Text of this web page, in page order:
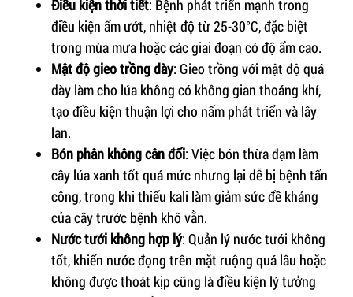
Điều kiện thời tiết: Bệnh phát triển mạnh trong
điều kiện ẩm ướt, nhiệt độ từ 25-30°C, đặc biệt
trong mùa mưa hoặc các giai đoạn có độ ẩm cao.
Mật độ gieo trồng dày: Gieo trồng với mật độ quá
dày làm cho lúa không có không gian thoáng khí,
tạo điều kiện thuận lợi cho nấm phát triển và lây
lan.
Bón phân không cân đối: Việc bón thừa đạm làm
cây lúa xanh tốt quá mức nhưng lại dễ bị bệnh tấn
công, trong khi thiếu kali làm giảm sức đề kháng
của cây trước bệnh khô vằn.
Nước tưới không hợp lý: Quản lý nước tưới không
tốt, khiến nước đọng trên mặt ruộng quá lâu hoặc
không được thoát kịp cũng là điều kiện lý tưởng